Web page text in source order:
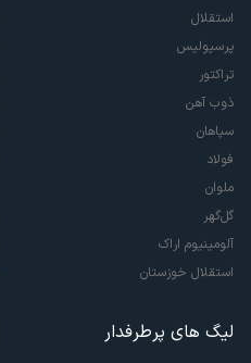
استقلال
پرسپولیس
تراکتور
ذوب آهن
سپاهان
فولاد
ملوان
گل‌گهر
آلومینیوم اراک
استقلال خوزستان
لیگ های پرطرفدار